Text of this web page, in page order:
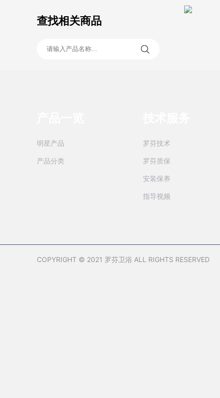
查找相关商品
明星产品
产品分类
罗芬技术
罗芬质保
安装保养
指导视频
COPYRIGHT © 2021 罗芬卫浴 ALL RIGHTS RESERVED